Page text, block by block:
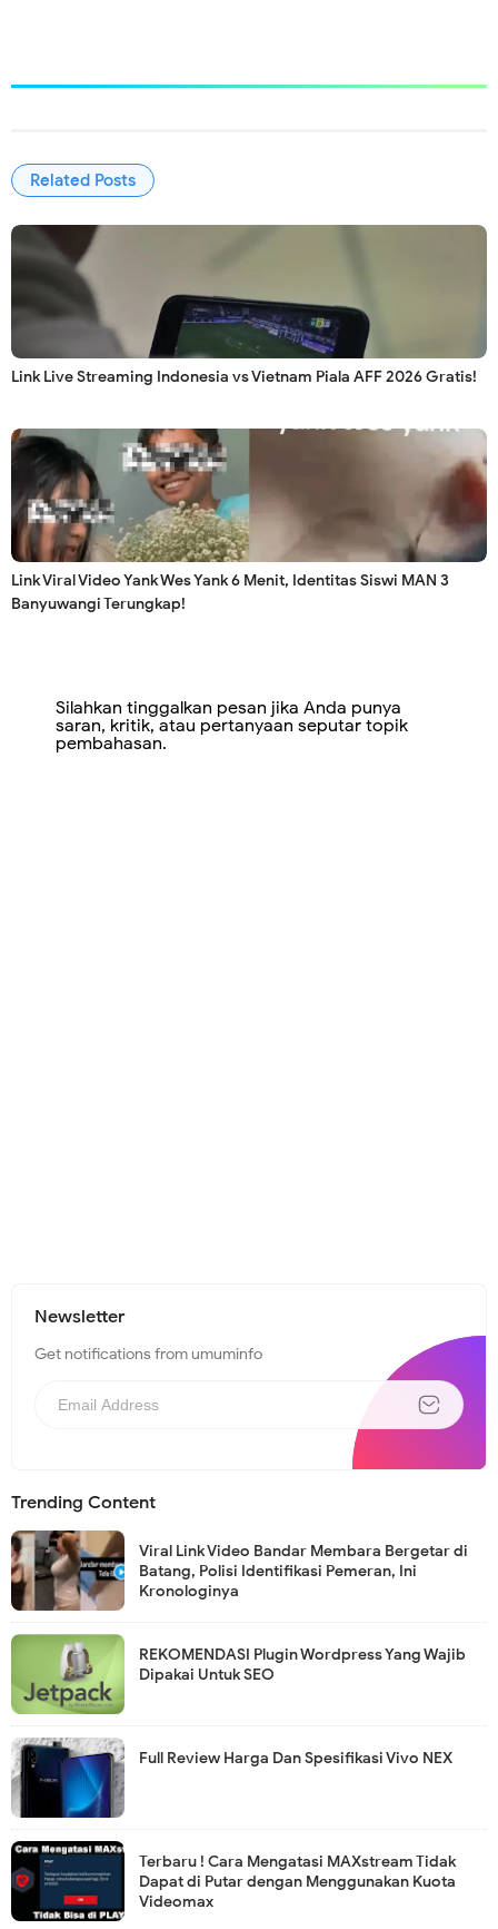
Related Posts
Link Live Streaming Indonesia vs Vietnam Piala AFF 2026 Gratis!
Link Viral Video Yank Wes Yank 6 Menit, Identitas Siswi MAN 3
Banyuwangi Terungkap!
Silahkan tinggalkan pesan jika Anda punya
saran, kritik, atau pertanyaan seputar topik
pembahasan.
Newsletter
Get notifications from umuminfo
Trending Content
Viral Link Video Bandar Membara Bergetar di
Batang, Polisi Identifikasi Pemeran, Ini
Kronologinya
REKOMENDASI Plugin Wordpress Yang Wajib
Dipakai Untuk SEO
Full Review Harga Dan Spesifikasi Vivo NEX
Terbaru ! Cara Mengatasi MAXstream Tidak
Dapat di Putar dengan Menggunakan Kuota
Videomax